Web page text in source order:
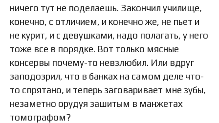
ничего тут не поделаешь. Закончил училище,
конечно, с отличием, и конечно же, не пьет и
не курит, и с девушками, надо полагать, у него
тоже все в порядке. Вот только мясные
консервы почему-то невзлюбил. Или вдруг
заподозрил, что в банках на самом деле что-
то спрятано, и теперь заговаривает мне зубы,
незаметно орудуя зашитым в манжетах
томографом?